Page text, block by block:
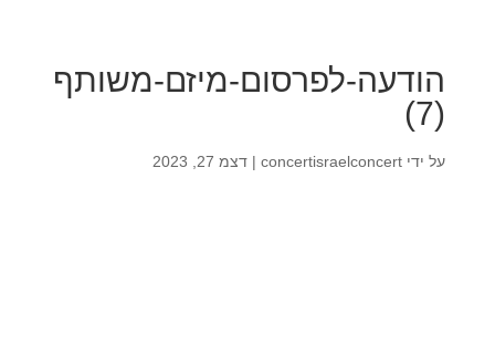
הודעה-לפרסום-מיזם-משותף
(7)
על ידי concertisraelconcert
| דצמ 27, 2023